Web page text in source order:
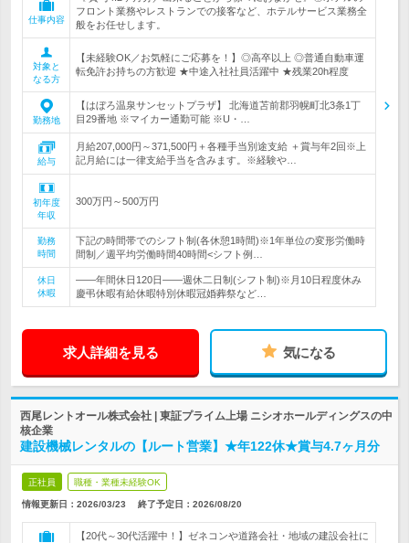
仕事内容
フロント業務やレストランでの接客など、ホテルサービス業務全
般をお任せします。
対象と
なる方
【未経験OK／お気軽にご応募を！】◎高卒以上 ◎普通自動車運
転免許お持ちの方歓迎 ★中途入社社員活躍中 ★残業20h程度
勤務地
【はぼろ温泉サンセットプラザ】 北海道苫前郡羽幌町北3条1丁
目29番地 ※マイカー通勤可能 ※U・…
給与
月給207,000円～371,500円＋各種手当別途支給 ＋賞与年2回※上
記月給には一律支給手当を含みます。※経験や…
初年度
年収
300万円～500万円
勤務
時間
下記の時間帯でのシフト制(各休憩1時間)※1年単位の変形労働時
間制／週平均労働時間40時間<シフト例…
休日
休暇
――年間休日120日――週休二日制(シフト制)※月10日程度休み
慶弔休暇有給休暇特別休暇冠婚葬祭など…
求人詳細を見る 気になる
西尾レントオール株式会社 | 東証プライム上場 ニシオホールディングスの中
核企業
建設機械レンタルの【ルート営業】★年122休★賞与4.7ヶ月分
正社員 職種・業種未経験OK
情報更新日：2026/03/23 終了予定日： 2026/08/20
【20代～30代活躍中！】ゼネコンや道路会社・地域の建設会社に